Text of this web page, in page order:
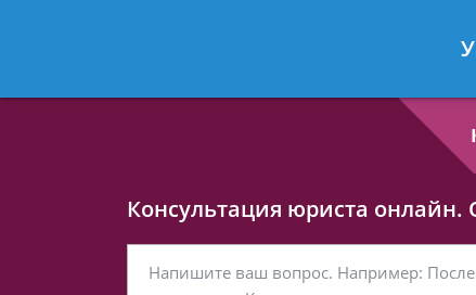
- Семейный
Консультация юриста онлайн.